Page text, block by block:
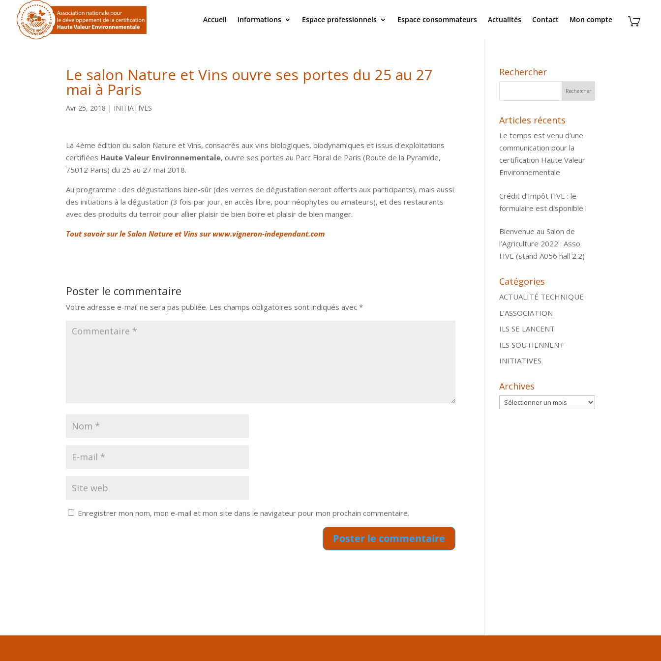
Accueil Informations Espace professionnels Espace consommateurs Actualités Contact Mon compte
Le salon Nature et Vins ouvre ses portes du 25 au 27
mai à Paris
Avr 25, 2018 | INITIATIVES
La 4ème édition du salon Nature et Vins, consacrés aux vins biologiques, biodynamiques et issus d’exploitations
certifiées Haute Valeur Environnementale, ouvre ses portes au Parc Floral de Paris (Route de la Pyramide,
75012 Paris) du 25 au 27 mai 2018.
Au programme : des dégustations bien-sûr (des verres de dégustation seront offerts aux participants), mais aussi
des initiations à la dégustation (3 fois par jour, en accès libre, pour néophytes ou amateurs), et des restaurants
avec des produits du terroir pour allier plaisir de bien boire et plaisir de bien manger.
Tout savoir sur le Salon Nature et Vins sur www.vigneron-independant.com
Poster le commentaire
Votre adresse e-mail ne sera pas publiée. Les champs obligatoires sont indiqués avec*
Enregistrer mon nom, mon e-mail et mon site dans le navigateur pour mon prochain commentaire.
Rechercher
Articles récents
Le temps est venu d’une
communication pour la
certification Haute Valeur
Environnementale
Crédit d’Impôt HVE : le
formulaire est disponible !
Bienvenue au Salon de
l’Agriculture 2022 : Asso
HVE (stand A056 hall 2.2)
Catégories
ACTUALITÉ TECHNIQUE
L’ASSOCIATION
ILS SE LANCENT
ILS SOUTIENNENT
INITIATIVES
Archives
Archives